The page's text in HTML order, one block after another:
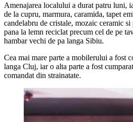
Amenajarea localului a durat patru luni,
de la cupru, marmura, caramida, tapet
candelabru de cristale, mozaic ceramic
pana la lemn reciclat precum cel de pe
hambar vechi de pa langa Sibiu.
Cea mai mare parte a mobilerului a fost
langa Cluj, iar o alta parte a fost
comandat din strainatate.